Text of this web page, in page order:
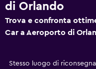
di Orlando
Trova e confronta
Car a Aeroporto di
Stesso luogo di riconsegna